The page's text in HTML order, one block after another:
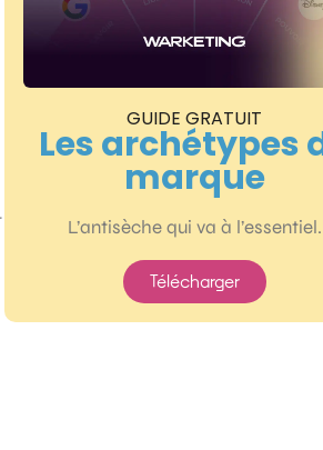
GUIDE GRATUIT
Les archétypes
marque
L’antisèche qui va à l’essentiel.
Télécharger